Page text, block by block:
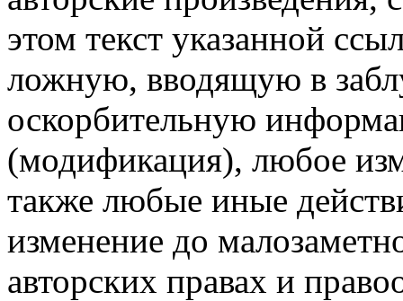
этом текст указанной
ложную, вводящую в
оскорбительную
(модификация), любое
также любые иные
изменение до
авторских правах и